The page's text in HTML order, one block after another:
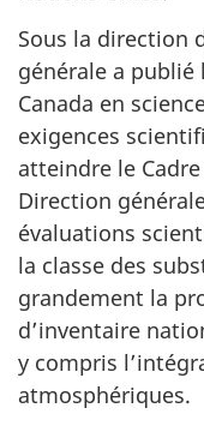
Sous la direction
générale a
Canada en
exigences
atteindre le
Direction
évaluations
la classe des
grandement la
d’inventaire
y compris
atmosphériques.